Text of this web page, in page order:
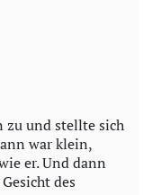
zu und stellte sich
war klein,
er. Und dann
des